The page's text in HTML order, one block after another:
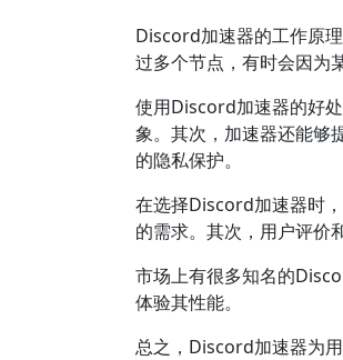
Discord加速器的工作原
过多个节点，有时会因为
使用Discord加速器的好
象。其次，加速器还能够
的隐私保护。
在选择Discord加速器时
的需求。其次，用户评价
市场上有很多知名的
体验其性能。
总之，Discord加速器为